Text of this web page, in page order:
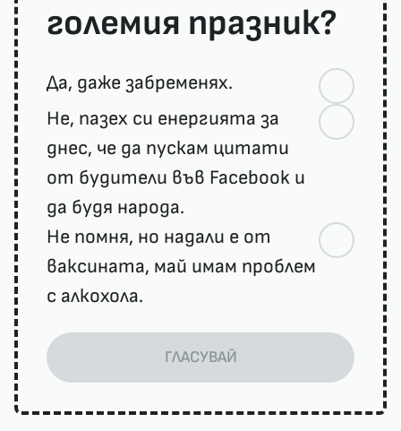
големия празник?
Да, даже забременях.
Не, пазех си енергията за
днес, че да пускам цитати
от будители във Facebook и
да будя народа.
Не помня, но надали е от
ваксината, май имам проблем
с алкохола.
ГЛАСУВАЙ